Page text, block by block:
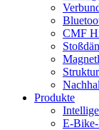
CMF
Produkte
E-